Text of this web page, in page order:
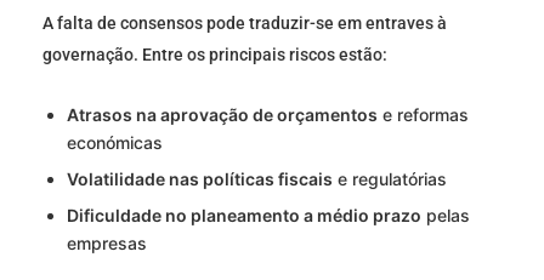
A falta de consensos pode traduzir-se em entraves à
governação. Entre os principais riscos estão:
Atrasos na aprovação de orçamentos e reformas
económicas
Volatilidade nas políticas fiscais e regulatórias
Dificuldade no planeamento a médio prazo pelas
empresas